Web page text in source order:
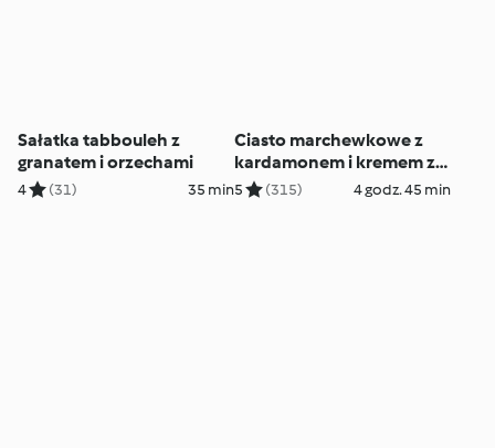
Sałatka tabbouleh z
granatem i orzechami
4 (31) 35 min
Ciasto marchewkowe z
kardamonem i kremem z
tahini
5 (315) 4 godz. 45 min